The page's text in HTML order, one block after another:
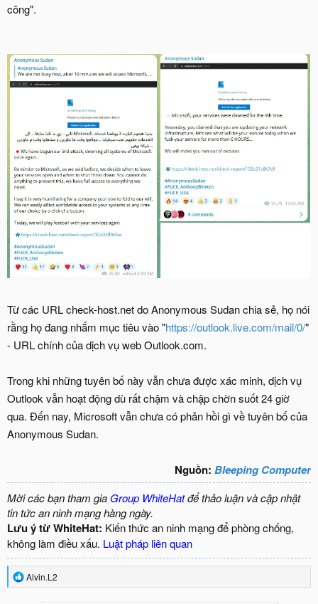
công".
Từ các URL check-host.net do Anonymous Sudan chia sẻ, họ nói
rằng họ đang nhắm mục tiêu vào "https://outlook.live.com/mail/0/"
- URL chính của dịch vụ web Outlook.com.
Trong khi những tuyên bố này vẫn chưa được xác minh, dịch vụ
Outlook vẫn hoạt động dù rất chậm và chập chờn suốt 24 giờ
qua. Đến nay, Microsoft vẫn chưa có phản hồi gì về tuyên bố của
Anonymous Sudan.
Nguồn: Bleeping Computer
Mời các bạn tham gia Group WhiteHatđể thảo luận và cập nhật
tin tức an ninh mạng hàng ngày.
Lưu ý từ WhiteHat: Kiến thức an ninh mạng để phòng chống,
không làm điều xấu. Luật pháp liên quan
R
e
Alvin.L2